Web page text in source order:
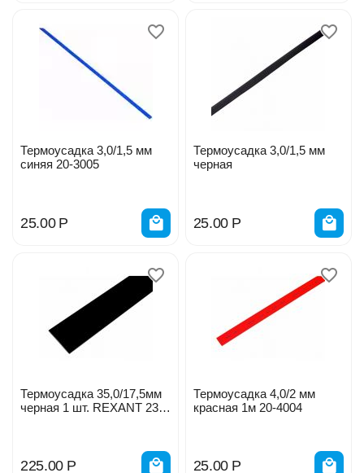
Термоусадка 3,0/1,5 мм
синяя 20-3005
25.00 Р
Термоусадка 3,0/1,5 мм
черная
25.00 Р
Термоусадка 35,0/17,5мм
черная 1 шт. REXANT 23-
225.00 Р
Термоусадка 4,0/2 мм
красная 1м 20-4004
25.00 Р